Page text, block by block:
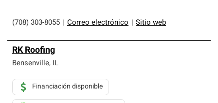
(708) 303-8055 Correo electrónico Sitio web
RK Roofing
Bensenville, IL
Financiación disponible